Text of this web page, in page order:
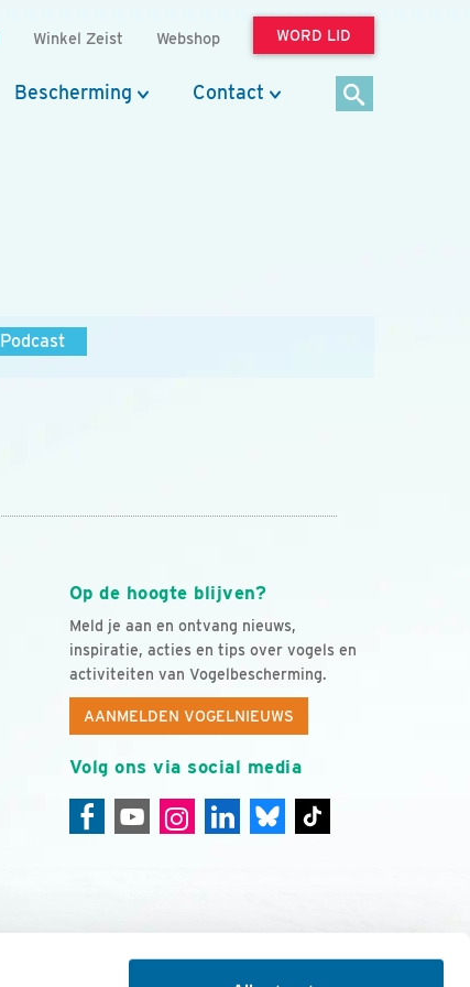
Winkel Zeist Webshop WORD LID
Bescherming Contact
Podcast
Op de hoogte blijven?
Meld je aan en ontvang nieuws,
inspiratie, acties en tips over vogels en
activiteiten van Vogelbescherming.
AANMELDEN VOGELNIEUWS
Volg ons via social media